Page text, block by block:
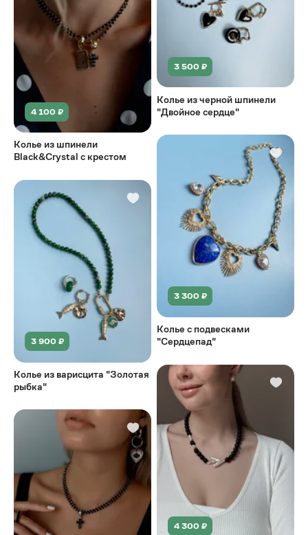
4 100 ₽
Колье из шпинели
Black&Crystal с крестом
3 900 ₽
Колье из варисцита "Золотая
рыбка"
3 500 ₽
Колье из черной шпинели
"Двойное сердце"
3 300 ₽
Колье с подвесками
"Сердцепад"
4 300 ₽